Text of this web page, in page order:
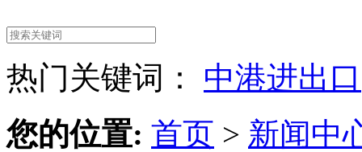
热门关键词： 中港进出口
您的位置: 首页 > 新闻中